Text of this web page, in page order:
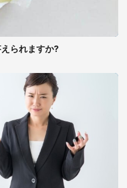
られますか?